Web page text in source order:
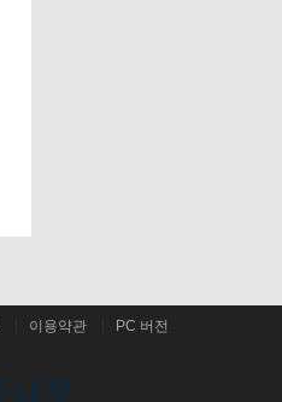
이용약관 PC 버전